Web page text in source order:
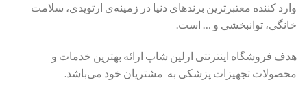
وارد کننده معتبرترین برندهای دنیا در زمینه‌ی ارتوپدی، سلامت
خانگی، توانبخشی و … است.
هدف فروشگاه اینترنتی ارلین شاپ ارائه بهترین خدمات و
محصولات تجهیزات پزشکی به مشتریان خود می‌باشد.